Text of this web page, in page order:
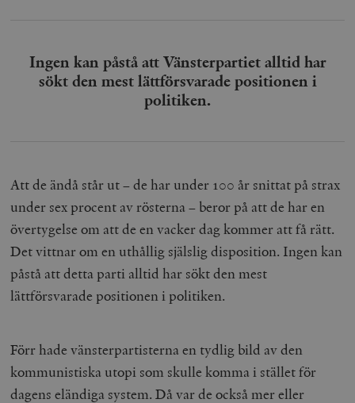
Ingen kan påstå att Vänsterpartiet alltid har
sökt den mest lättförsvarade positionen i
politiken.
Att de ändå står ut – de har under 100 år snittat på strax
under sex procent av rösterna – beror på att de har en
övertygelse om att de en vacker dag kommer att få rätt.
Det vittnar om en uthållig själslig disposition. Ingen kan
påstå att detta parti alltid har sökt den mest
lättförsvarade positionen i politiken.
Förr hade vänsterpartisterna en tydlig bild av den
kommunistiska utopi som skulle komma i stället för
dagens eländiga system. Då var de också mer eller